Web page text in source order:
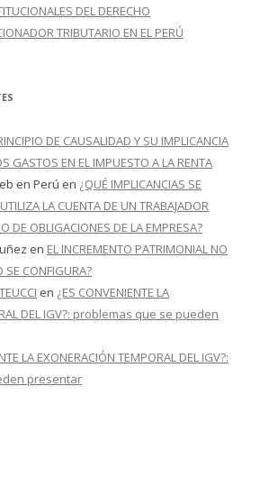
DEL DERECHO
TRIBUTARIO EN EL PERÚ
DE CAUSALIDAD Y SU IMPLICANCIA
GASTOS EN EL IMPUESTO A LA RENTA
en Perú en ¿QUÉ IMPLICANCIAS SE
LA CUENTA DE UN TRABAJADOR
DE OBLIGACIONES DE LA EMPRESA?
en EL INCREMENTO PATRIMONIAL NO
SE CONFIGURA?
en ¿ES CONVENIENTE LA
DEL IGV?: problemas que se pueden
LA EXONERACIÓN TEMPORAL DEL IGV?:
presentar